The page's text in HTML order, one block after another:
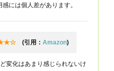
には個人差があります。
(引用： Amazon)
変化はあまり感じられないけ